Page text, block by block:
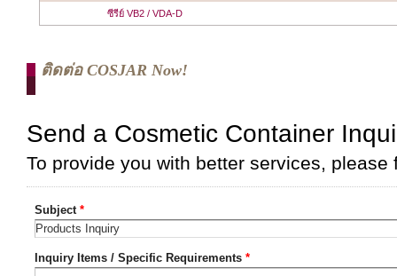
ซีรีย์ VB2 / VDA-D
ติดต่อ COSJAR Now!